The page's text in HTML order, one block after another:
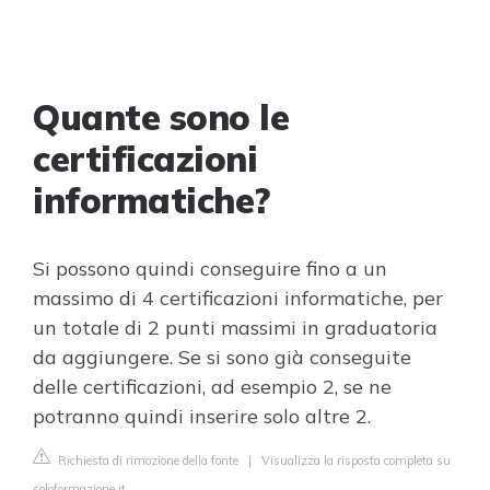
Quante sono le
certificazioni
informatiche?
Si possono quindi conseguire fino a un
massimo di 4 certificazioni informatiche, per
un totale di 2 punti massimi in graduatoria
da aggiungere. Se si sono già conseguite
delle certificazioni, ad esempio 2, se ne
potranno quindi inserire solo altre 2.
Richiesta di rimozione della fonte | Visualizza la risposta completa su